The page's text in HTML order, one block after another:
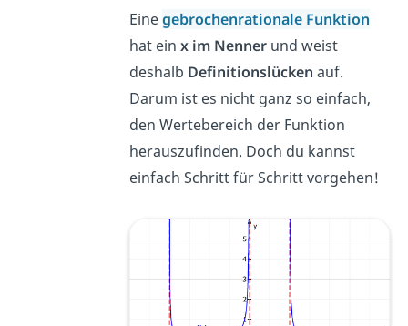
Einegebrochenrationale Funktion
hat ein x im Nennerund weist
deshalb Definitionslücken auf.
Darum ist es nicht ganz so einfach,
den Wertebereich der Funktion
herauszufinden. Doch du kannst
einfach Schritt für Schritt vorgehen!